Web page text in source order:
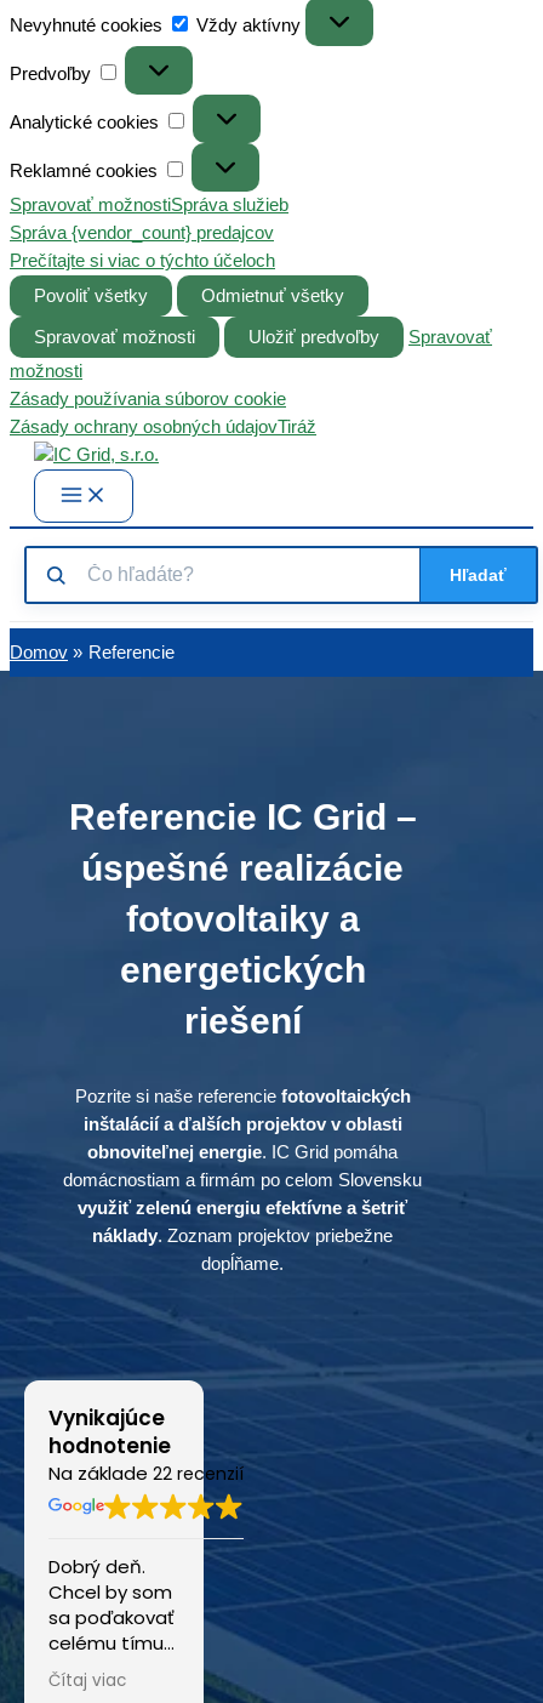
Nevyhnuté cookies
cookies
Vždy aktívny
Predvoľby
Predvoľby
Analytické cookies
Analytické
cookies
Reklamné cookies
Reklamné
cookies
Spravovať možnostiSpráva služieb
Správa {vendor_count} predajcov
Prečítajte si viac o týchto účeloch
Povoliť všetky
Odmietnuť všetky
Spravovať možnosti Uložiť predvoľby
Spravovať
možnosti
Zásady používania súborov cookie
Zásady ochrany osobných údajovTiráž
Preskočiť
obsah
Main
Menu
Hľadať
Domov Referencie
Referencie IC Grid –
úspešné realizácie
fotovoltaiky a
energetických
riešení
Pozrite si naše referencie fotovoltaických
inštalácií a ďalších projektov v oblasti
obnoviteľnej energie. IC Grid pomáha
domácnostiam a firmám po celom Slovensku
využiť zelenú energiu efektívne a šetriť
náklady. Zoznam projektov priebežne
dopĺňame.
Vynikajúce
hodnotenie
Na základe 22 recenzií
Dobrý deň.
Chcel by som
sa poďakovať
celému tímu
IC Grid za
profesionálny
Čítaj viac
S firmou IC
Grid som bol
maximálne
spokojný od
prvého
kontaktu až
Čítaj viac
IC GRID mi
robila
fotovoltiku
(10,2 kWp) aj s
batériou a
som rád, že
Čítaj viac